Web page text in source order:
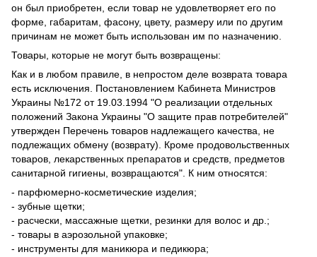
он был приобретен, если товар не удовлетворяет его по
форме, габаритам, фасону, цвету, размеру или по другим
причинам не может быть использован им по назначению.
Товары, которые не могут быть возвращены:
Как и в любом правиле, в непростом деле возврата товара
есть исключения. Постановлением Кабинета Министров
Украины №172 от 19.03.1994 "О реализации отдельных
положений Закона Украины "О защите прав потребителей"
утвержден Перечень товаров надлежащего качества, не
подлежащих обмену (возврату). Кроме продовольственных
товаров, лекарственных препаратов и средств, предметов
санитарной гигиены, возвращаются". К ним относятся:
- парфюмерно-косметические изделия;
- зубные щетки;
- расчески, массажные щетки, резинки для волос и др.;
- товары в аэрозольной упаковке;
- инструменты для маникюра и педикюра;